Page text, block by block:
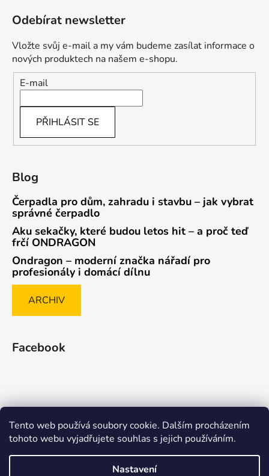
Tento web používá soubory cookie. Dalším procházením
tohoto webu vyjadřujete souhlas s jejich používáním.
Nastavení
Odebírat newsletter
Vložte svůj e-mail a my vám budeme zasílat informace o
nových produktech na našem e-shopu.
E-mail
PŘIHLÁSIT SE
Blog
Čerpadla pro dům, zahradu i stavbu – jak vybrat
správné čerpadlo
Aku sekačky, které budou letos hit – a proč teď
frčí ONDRAGON
Ondragon – moderní značka nářadí pro
profesionály i domácí dílnu
ARCHIV
Facebook
Způsob ověřování recenzí